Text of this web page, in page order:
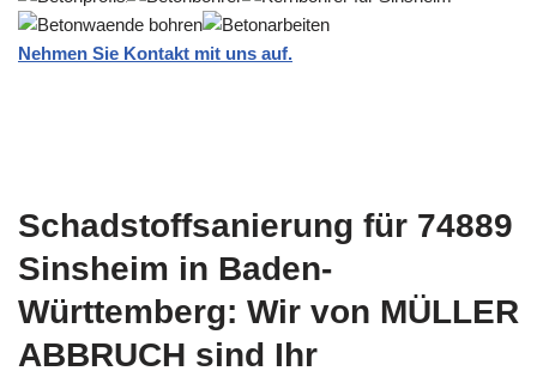
Nehmen Sie Kontakt mit uns auf.
Schadstoffsanierung für 74889
Sinsheim in Baden-
Württemberg: Wir von MÜLLER
ABBRUCH sind Ihr